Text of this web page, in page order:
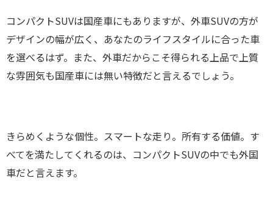
コンパクトSUVは国産車にもありますが、外車SUVの方が
デザインの幅が広く、あなたのライフスタイルに合った車
を選べるはず。また、外車だからこそ得られる上品で上質
な雰囲気も国産車には無い特徴だと言えるでしょう。
きらめくような個性。スマートな走り。所有する価値。す
べてを満たしてくれるのは、コンパクトSUVの中でも外国
車だと言えます。